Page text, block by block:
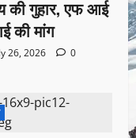
की गुहार, एफ आई
की मांग
26, 2026
0